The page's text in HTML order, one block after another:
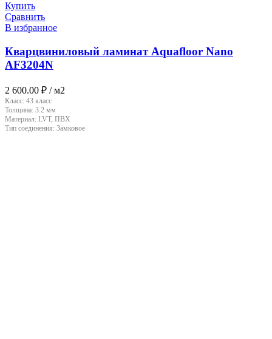
Купить
Сравнить
В избранное
Кварцвиниловый ламинат Aquafloor Nano
AF3204N
2 600.00 ₽ / м2
Класс: 43 класс
Толщина: 3.2 мм
Материал: LVT, ПВХ
Тип соединения: Замковое